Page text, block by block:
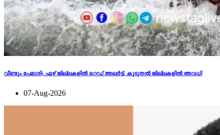
വീണ്ടും പേമാരി; ഏഴ് ജില്ലകളില്‍ റെഡ് അലര്‍ട്ട്; കൂടുതല്‍ ജില്ലകളില്‍ അവധി
07-Aug-2026